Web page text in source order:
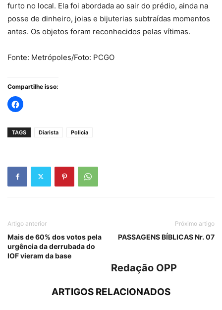
furto no local. Ela foi abordada ao sair do prédio, ainda na
posse de dinheiro, joias e bijuterias subtraídas momentos
antes. Os objetos foram reconhecidos pelas vítimas.
Fonte: Metrópoles/Foto: PCGO
Compartilhe isso:
TAGS Diarista Policia
Artigo anterior
Mais de 60% dos votos pela
urgência da derrubada do
IOF vieram da base
Próximo artigo
PASSAGENS BÍBLICAS Nr. 07
Redação OPP
ARTIGOS RELACIONADOS